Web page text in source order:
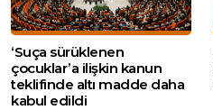
‘Suça sürüklenen
çocuklar’a ilişkin kanun
teklifinde altı madde daha
kabul edildi